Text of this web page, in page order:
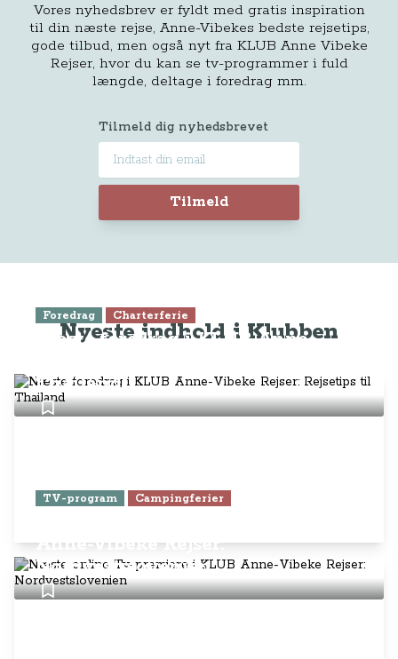
Vores nyhedsbrev er fyldt med gratis inspiration
til din næste rejse, Anne-Vibekes bedste rejsetips,
gode tilbud, men også nyt fra KLUB Anne Vibeke
Rejser, hvor du kan se tv-programmer i fuld
længde, deltage i foredrag mm.
Tilmeld dig nyhedsbrevet
Tilmeld
Nyeste indhold i Klubben
Foredrag Charterferie
Næste foredrag i KLUB Anne-
Thailand
TV-program Campingferier
Anne-Vibeke Rejser:
Nordvestslovenien